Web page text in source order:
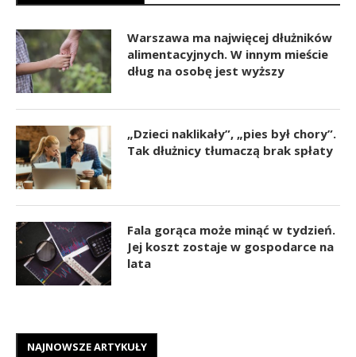
Warszawa ma najwięcej dłużników
alimentacyjnych. W innym mieście
dług na osobę jest wyższy
„Dzieci naklikały”, „pies był chory”.
Tak dłużnicy tłumaczą brak spłaty
Fala gorąca może minąć w tydzień.
Jej koszt zostaje w gospodarce na
lata
NAJNOWSZE ARTYKUŁY